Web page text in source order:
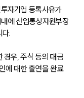
자기업 등록사유가
에 산업통상자원부장
.
경우, 주식 등의 대금
에 대한 출연을 완료